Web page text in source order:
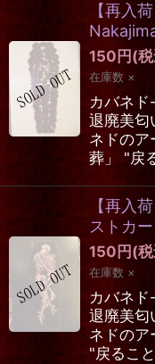
【再入
150 円 (
在庫数 ×
カバネ
退廃美匂
ネドのア
葬」 "戻
【再入
ストカ
150 円 (
在庫数 ×
カバネ
退廃美匂
ネドのア
"戻るこ